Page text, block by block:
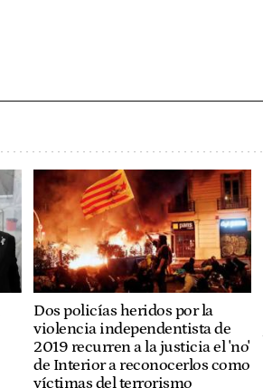
Dos policías heridos por la
violencia independentista de
2019 recurren a la justicia el 'no'
de Interior a reconocerlos como
víctimas del terrorismo